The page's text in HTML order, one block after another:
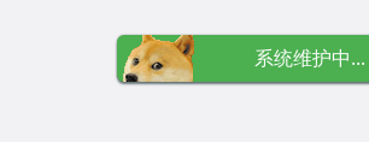
系统维护中...